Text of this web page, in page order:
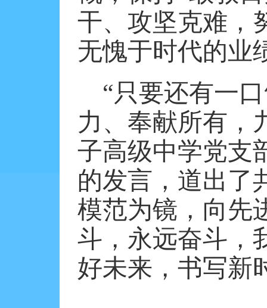
干、攻坚克难，
无愧于时代的业
“只要还有一
力、奉献所有，
子高级中学党支
的发言，道出了
模范为镜，向先
斗，永远奋斗，
好未来，书写新